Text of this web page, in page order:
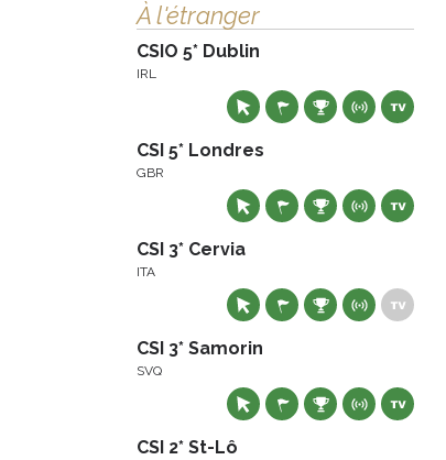
À l'étranger
CSIO 5* Dublin
IRL
CSI 5* Londres
GBR
CSI 3* Cervia
ITA
CSI 3* Samorin
SVQ
CSI 2* St-Lô